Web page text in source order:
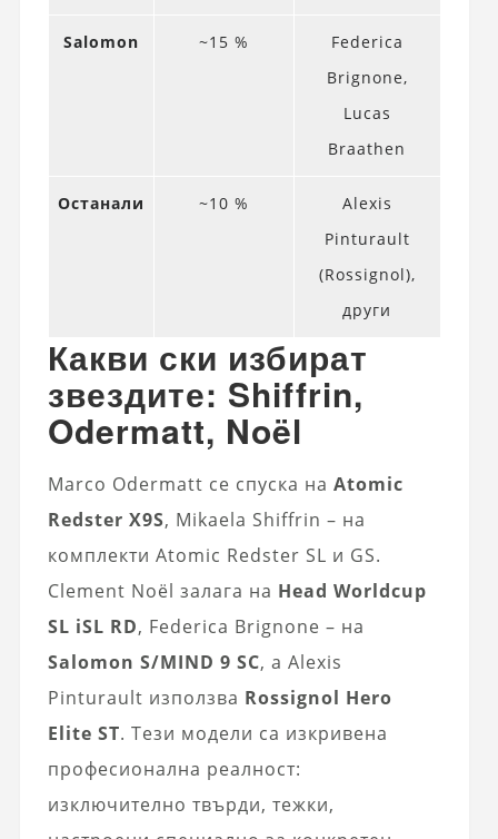
Salomon ~15 %
Federica
Brignone,
Lucas
Braathen
Останали ~10 %
Alexis
Pinturault
(Rossignol),
други
Какви ски избират
звездите: Shiffrin,
Odermatt, Noël
Marco Odermatt се спуска на Atomic
Redster X9S, Mikaela Shiffrin – на
комплекти Atomic Redster SL и GS.
Clement Noël залага на Head Worldcup
SL iSL RD, Federica Brignone – на
Salomon S/MIND 9 SC, а Alexis
Pinturault използва Rossignol Hero
Elite ST. Тези модели са изкривена
професионална реалност:
изключително твърди, тежки,